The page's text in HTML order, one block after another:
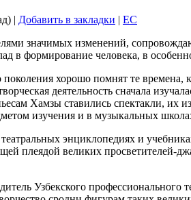
| Добавить в закладки | EC
значимых изменений,
в формирование человека, в
хорошо помнят те
деятельность сначала
Хамзы ставились спектакли,
изучения и в музыкальных
театральных энциклопедиях и
плеядой великих просветителей-
Узбекского профессионального